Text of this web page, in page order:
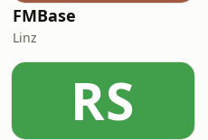
FMBase
Linz
RS